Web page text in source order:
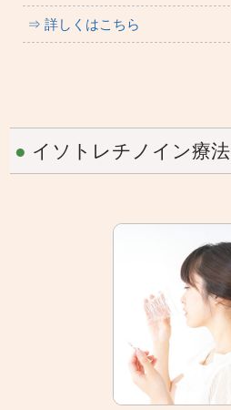
⇒ 詳しくはこちら
● イソトレチノイン療法